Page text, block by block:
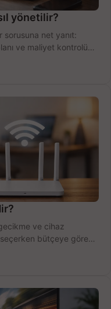
yönetilir?
sorusuna net yanıt:
ve maliyet kontrolü
ve cihaz
bütçeye göre